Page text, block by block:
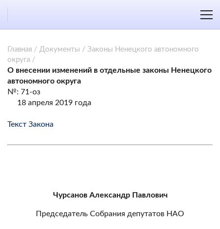
Главная / Документы / Законы Ненецкого автономного
округа /
О внесении изменений в отдельные законы Ненецкого
автономного округа
№: 71-оз
18 апреля 2019 года
Текст Закона
Чурсанов Александр Павлович
Председатель Собрания депутатов НАО